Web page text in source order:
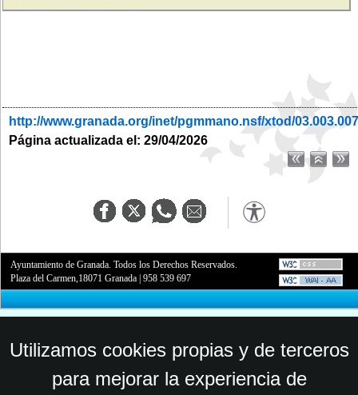
http://www.granada.org/inet/pgmmano.nsf/xtod/
Página actualizada el: 29/04/2026
Ayuntamiento de Granada. Todos los Derechos Reservados.
Plaza del Carmen,18071 Granada |958 539 697
Utilizamos cookies propias y de terceros
para mejorar la experiencia de